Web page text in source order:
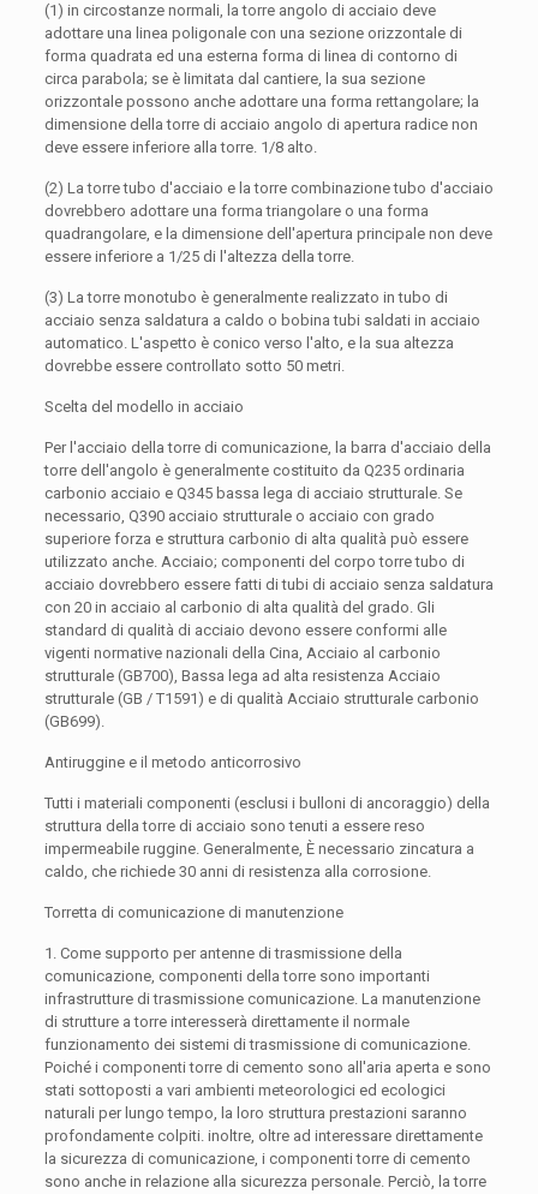
(1) in circostanze normali, la torre angolo di acciaio deve
adottare una linea poligonale con una sezione orizzontale di
forma quadrata ed una esterna forma di linea di contorno di
circa parabola; se è limitata dal cantiere, la sua sezione
orizzontale possono anche adottare una forma rettangolare; la
dimensione della torre di acciaio angolo di apertura radice non
deve essere inferiore alla torre. 1/8 alto.
(2) La torre tubo d'acciaio e la torre combinazione tubo d'acciaio
dovrebbero adottare una forma triangolare o una forma
quadrangolare, e la dimensione dell'apertura principale non deve
essere inferiore a 1/25 di l'altezza della torre.
(3) La torre monotubo è generalmente realizzato in tubo di
acciaio senza saldatura a caldo o bobina tubi saldati in acciaio
automatico. L'aspetto è conico verso l'alto, e la sua altezza
dovrebbe essere controllato sotto 50 metri.
Scelta del modello in acciaio
Per l'acciaio della torre di comunicazione, la barra d'acciaio della
torre dell'angolo è generalmente costituito da Q235 ordinaria
carbonio acciaio e Q345 bassa lega di acciaio strutturale. Se
necessario, Q390 acciaio strutturale o acciaio con grado
superiore forza e struttura carbonio di alta qualità può essere
utilizzato anche. Acciaio; componenti del corpo torre tubo di
acciaio dovrebbero essere fatti di tubi di acciaio senza saldatura
con 20 in acciaio al carbonio di alta qualità del grado. Gli
standard di qualità di acciaio devono essere conformi alle
vigenti normative nazionali della Cina, Acciaio al carbonio
strutturale (GB700), Bassa lega ad alta resistenza Acciaio
strutturale (GB / T1591) e di qualità Acciaio strutturale carbonio
(GB699).
Antiruggine e il metodo anticorrosivo
Tutti i materiali componenti (esclusi i bulloni di ancoraggio) della
struttura della torre di acciaio sono tenuti a essere reso
impermeabile ruggine. Generalmente, È necessario zincatura a
caldo, che richiede 30 anni di resistenza alla corrosione.
Torretta di comunicazione di manutenzione
1. Come supporto per antenne di trasmissione della
comunicazione, componenti della torre sono importanti
infrastrutture di trasmissione comunicazione. La manutenzione
di strutture a torre interesserà direttamente il normale
funzionamento dei sistemi di trasmissione di comunicazione.
Poiché i componenti torre di cemento sono all'aria aperta e sono
stati sottoposti a vari ambienti meteorologici ed ecologici
naturali per lungo tempo, la loro struttura prestazioni saranno
profondamente colpiti. inoltre, oltre ad interessare direttamente
la sicurezza di comunicazione, i componenti torre di cemento
sono anche in relazione alla sicurezza personale. Perciò, la torre